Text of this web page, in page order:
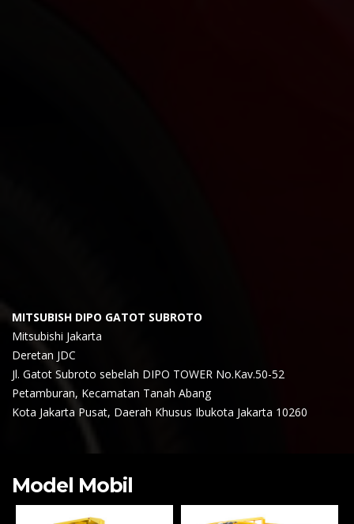
MITSUBISH DIPO GATOT SUBROTO
Mitsubishi Jakarta
Deretan JDC
Jl. Gatot Subroto sebelah DIPO TOWER No.Kav.50-52
Petamburan, Kecamatan Tanah Abang
Kota Jakarta Pusat, Daerah Khusus Ibukota Jakarta 10260
Model Mobil